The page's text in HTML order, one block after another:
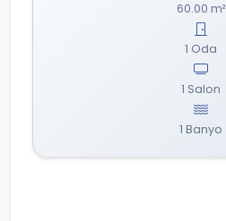
60.00 m²
1 Oda
1 Salon
1 Banyo